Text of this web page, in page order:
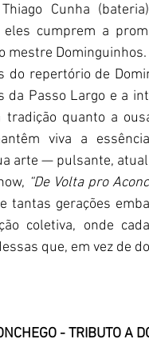
Cunha
eles cumprem a
mestre Dominguinhos.
do repertório de
da Passo Largo e a
quanto a
viva a
arte — pulsante,
“De Volta pro
tantas gerações
coletiva, onde
que, em vez de
- TRIBUTO A